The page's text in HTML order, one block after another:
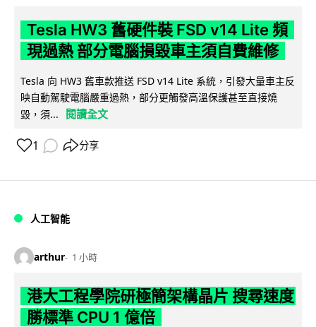
Tesla HW3 舊硬件裝 FSD v14 Lite 頻
現過熱 部分電腦損毀車主須自費維修
Tesla 向 HW3 舊車款推送 FSD v14 Lite 系統，引發大量車主反
映自動駕駛電腦嚴重過熱，部分更觸發高溫保護甚至直接燒
毀，須...
閱讀全文
1 分享
人工智能
arthur 1 小時
港大工程學院研極簡架構晶片 搜尋速度
勝標準 CPU 1 億倍